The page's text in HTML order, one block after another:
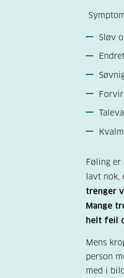
Sløv
Føling
lavt
trenger
Mange
helt feil
Mens
person
med i